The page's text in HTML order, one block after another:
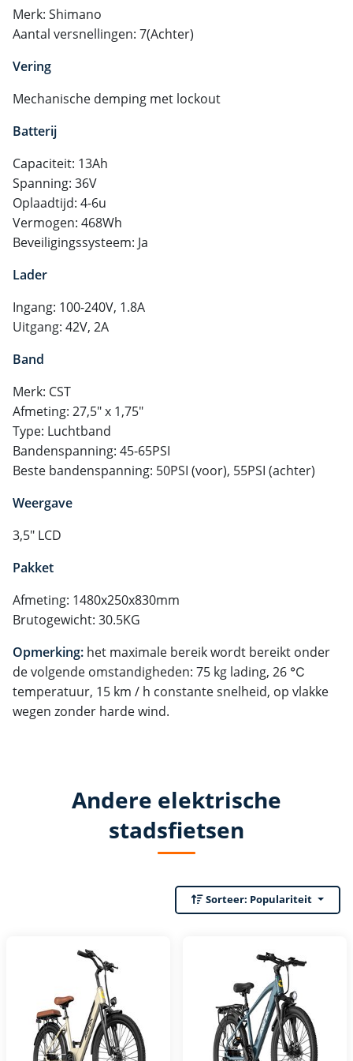
Merk: Shimano
Aantal versnellingen: 7(Achter)
Vering
Mechanische demping met lockout
Batterij
Capaciteit: 13Ah
Spanning: 36V
Oplaadtijd: 4-6u
Vermogen: 468Wh
Beveiligingssysteem: Ja
Lader
Ingang: 100-240V, 1.8A
Uitgang: 42V, 2A
Band
Merk: CST
Afmeting: 27,5" x 1,75"
Type: Luchtband
Bandenspanning: 45-65PSI
Beste bandenspanning: 50PSI (voor), 55PSI (achter)
Weergave
3,5" LCD
Pakket
Afmeting: 1480x250x830mm
Brutogewicht: 30.5KG
Opmerking: het maximale bereik wordt bereikt onder
de volgende omstandigheden: 75 kg lading, 26 ℃
temperatuur, 15 km / h constante snelheid, op vlakke
wegen zonder harde wind.
Andere elektrische
stadsfietsen
Sorteer: Populariteit